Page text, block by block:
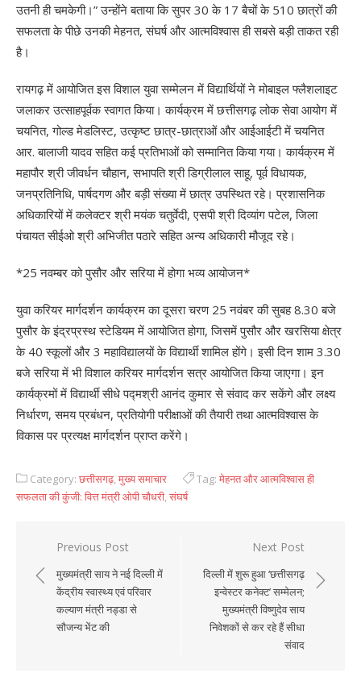
उतनी ही चमकेगी।” उन्होंने बताया कि सुपर 30 के 17 बैचों के 510 छात्रों की
सफलता के पीछे उनकी मेहनत, संघर्ष और आत्मविश्वास ही सबसे बड़ी ताकत रही
है।
रायगढ़ में आयोजित इस विशाल युवा सम्मेलन में विद्यार्थियों ने मोबाइल फ्लैशलाइट
जलाकर उत्साहपूर्वक स्वागत किया। कार्यक्रम में छत्तीसगढ़ लोक सेवा आयोग में
चयनित, गोल्ड मेडलिस्ट, उत्कृष्ट छात्र-छात्राओं और आईआईटी में चयनित
आर. बालाजी यादव सहित कई प्रतिभाओं को सम्मानित किया गया। कार्यक्रम में
महापौर श्री जीवर्धन चौहान, सभापति श्री डिग्रीलाल साहू, पूर्व विधायक,
जनप्रतिनिधि, पार्षदगण और बड़ी संख्या में छात्र उपस्थित रहे। प्रशासनिक
अधिकारियों में कलेक्टर श्री मयंक चतुर्वेदी, एसपी श्री दिव्यांग पटेल, जिला
पंचायत सीईओ श्री अभिजीत पठारे सहित अन्य अधिकारी मौजूद रहे।
*25 नवम्बर को पुसौर और सरिया में होगा भव्य आयोजन*
युवा करियर मार्गदर्शन कार्यक्रम का दूसरा चरण 25 नवंबर की सुबह 8.30 बजे
पुसौर के इंद्रप्रस्थ स्टेडियम में आयोजित होगा, जिसमें पुसौर और खरसिया क्षेत्र
के 40 स्कूलों और 3 महाविद्यालयों के विद्यार्थी शामिल होंगे। इसी दिन शाम 3.30
बजे सरिया में भी विशाल करियर मार्गदर्शन सत्र आयोजित किया जाएगा। इन
कार्यक्रमों में विद्यार्थी सीधे पद्मश्री आनंद कुमार से संवाद कर सकेंगे और लक्ष्य
निर्धारण, समय प्रबंधन, प्रतियोगी परीक्षाओं की तैयारी तथा आत्मविश्वास के
विकास पर प्रत्यक्ष मार्गदर्शन प्राप्त करेंगे।
Category: छत्तीसगढ़,मुख्य समाचार Tag: मेहनत और आत्मविश्वास ही
सफलता की कुंजी: वित्त मंत्री ओपी चौधरी,संघर्ष
Post
navigation
Previous Post
मुख्यमंत्री साय ने नई दिल्ली में
केंद्रीय स्वास्थ्य एवं परिवार
कल्याण मंत्री नड्डा से
सौजन्य भेंट की
Next Post
दिल्ली में शुरू हुआ ‘छत्तीसगढ़
इन्वेस्टर कनेक्ट’ सम्मेलन;
मुख्यमंत्री विष्णुदेव साय
निवेशकों से कर रहे हैं सीधा
संवाद